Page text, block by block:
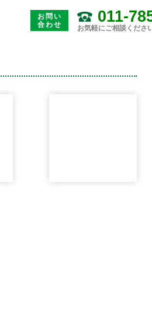
お問い
合わせ
011-
お気軽にご相談くださ